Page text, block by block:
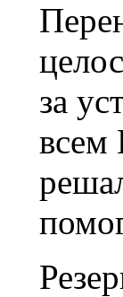
за
всем